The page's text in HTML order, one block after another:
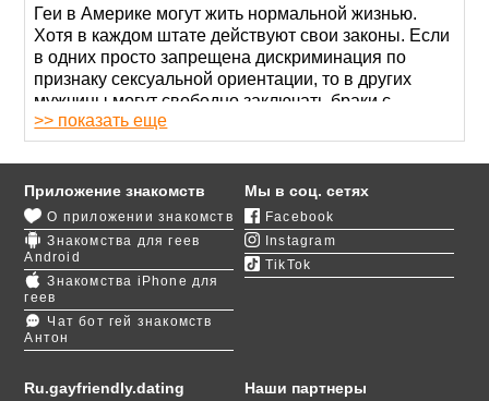
Геи в Америке могут жить нормальной жизнью.
Хотя в каждом штате действуют свои законы. Если
в одних просто запрещена дискриминация по
признаку сексуальной ориентации, то в других
мужчины могут свободно заключать браки с
мужчинами и усыновлять детей.
Гей-парни в США стараются переезжать в
большие города: Нью-Йорк, Лос-Анджелес, Чикаго
и др. Жизнь в маленьких провинциальных городках
тоже безопасная, но шансы найти пару ниже, чем в
мегаполисе. К тому же развлекательных заведений
в крупных городах значительно больше и на любой
вкус.
Русскоязычные гей-знакомства в Америке проще
большое количество русскоязычных американцев,
>> показать еще
Ru.gayfriendly.dating
Приложение знакомств
О приложении знакомств
Знакомства для геев
Android
Знакомства iPhone для
геев
Чат бот гей знакомств
Антон
Мы в соц. сетях
Facebook
Instagram
TikTok
Наши партнеры